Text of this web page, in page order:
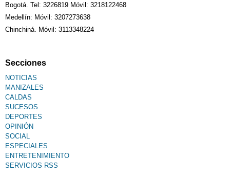
Sudoku
Bogotá. Tel: 3226819 Móvil: 3218122468
Medellín: Móvil: 3207273638
Chinchiná. Móvil: 3113348224
Secciones
NOTICIAS
MANIZALES
CALDAS
SUCESOS
DEPORTES
OPINIÓN
SOCIAL
ESPECIALES
ENTRETENIMIENTO
SERVICIOS RSS